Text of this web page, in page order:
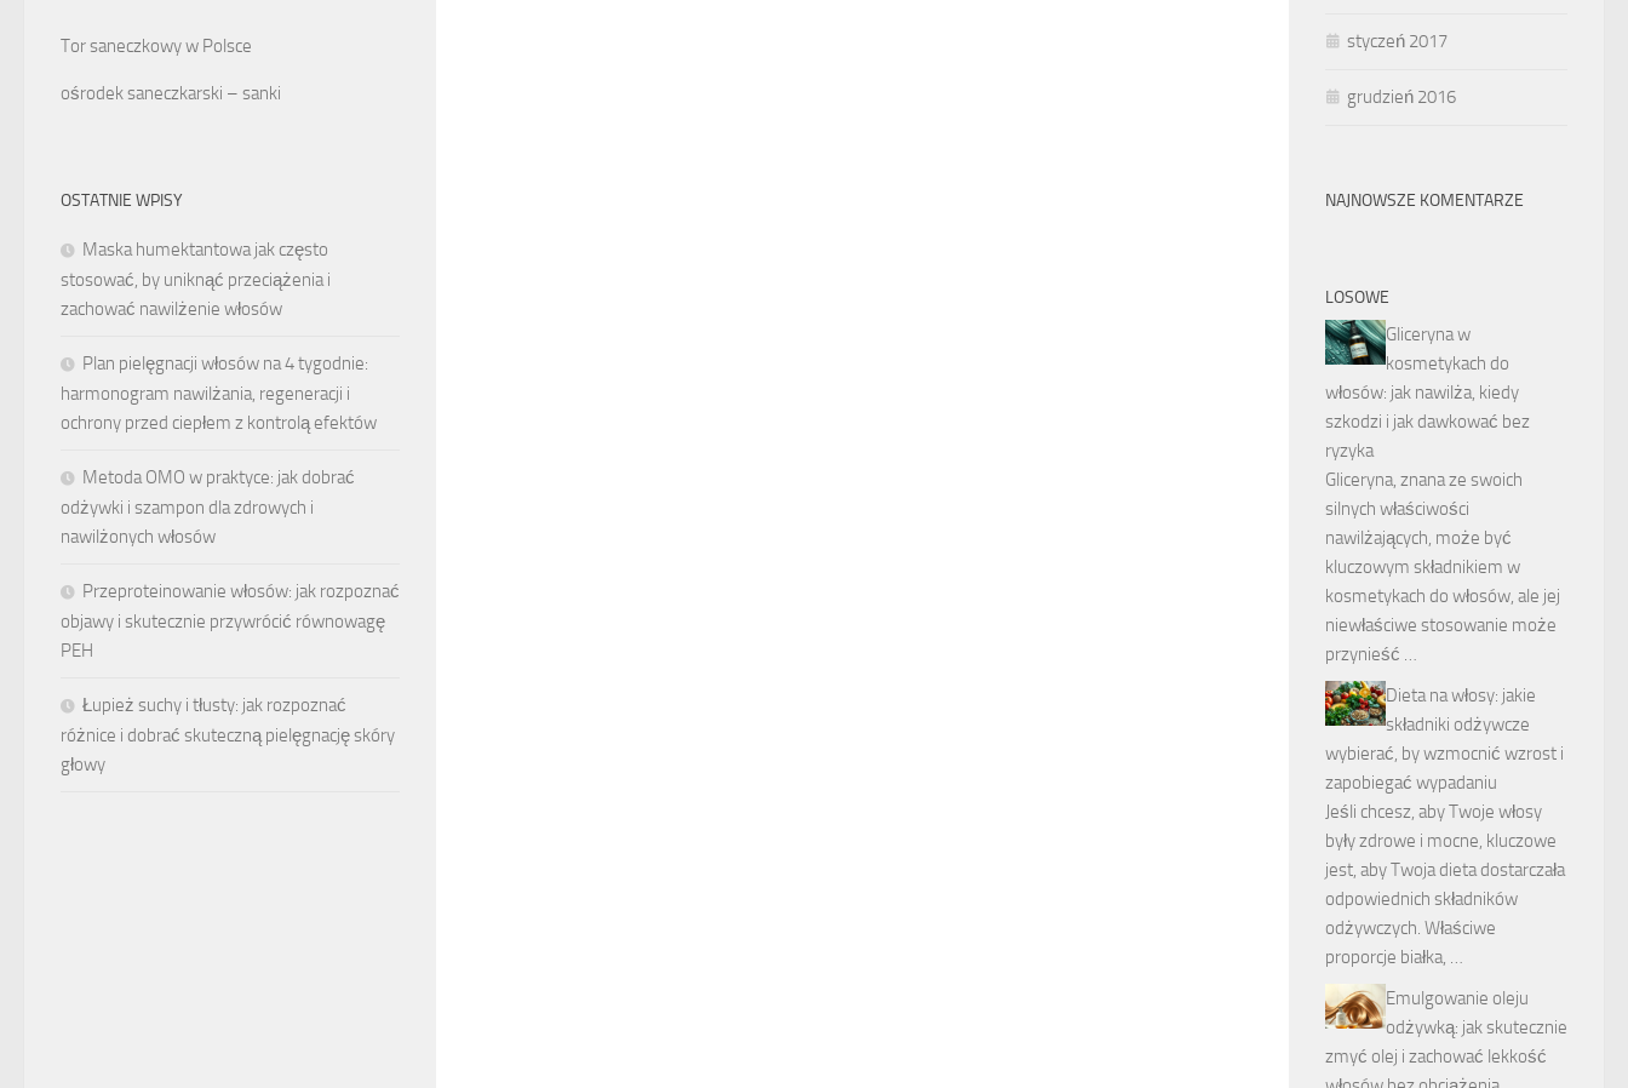
Tor saneczkowy w Polsce
ośrodek saneczkarski – sanki
OSTATNIE WPISY
Maska humektantowa jak często
stosować, by uniknąć przeciążenia i
zachować nawilżenie włosów
Plan pielęgnacji włosów na 4 tygodnie:
harmonogram nawilżania, regeneracji i
ochrony przed ciepłem z kontrolą efektów
Metoda OMO w praktyce: jak dobrać
odżywki i szampon dla zdrowych i
nawilżonych włosów
Przeproteinowanie włosów: jak rozpoznać
objawy i skutecznie przywrócić równowagę
PEH
Łupież suchy i tłusty: jak rozpoznać
różnice i dobrać skuteczną pielęgnację skóry
głowy
styczeń 2017
grudzień 2016
NAJNOWSZE KOMENTARZE
LOSOWE
Gliceryna w
kosmetykach do
włosów: jak nawilża, kiedy
szkodzi i jak dawkować bez
ryzyka
Gliceryna, znana ze swoich
silnych właściwości
nawilżających, może być
kluczowym składnikiem w
kosmetykach do włosów, ale jej
niewłaściwe stosowanie może
przynieść …
Dieta na włosy: jakie
składniki odżywcze
wybierać, by wzmocnić wzrost i
zapobiegać wypadaniu
Jeśli chcesz, aby Twoje włosy
były zdrowe i mocne, kluczowe
jest, aby Twoja dieta dostarczała
odpowiednich składników
odżywczych. Właściwe
proporcje białka, …
Emulgowanie oleju
odżywką: jak skutecznie
zmyć olej i zachować lekkość